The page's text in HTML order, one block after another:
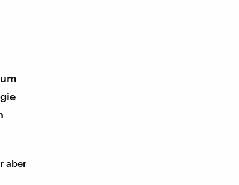
aber